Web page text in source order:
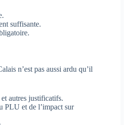
suffisante.
n’est pas aussi ardu qu’il
autres justificatifs.
PLU et de l’impact sur